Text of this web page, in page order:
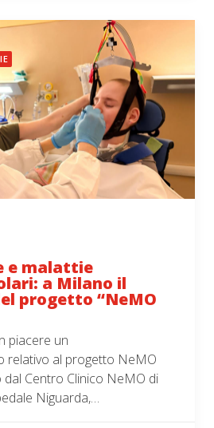
e malattie
a Milano il
progetto “NeMO
piacere un
relativo al progetto NeMO
Centro Clinico NeMO di
Niguarda,…